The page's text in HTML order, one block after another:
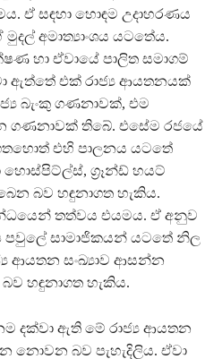
ඒ සඳහා හොඳම උදාහරණය
අමාත්‍යාංශය යටතේය.
හා ඒවායේ පාලිත සමාගම්
ඇත්තේ එක් රාජ්‍ය ආයතනයක්
බැංකු ගණනාවක්, එම
ගණනාවක් තිබේ. එසේම රජයේ
ගතහොත් එහි පාලනය යටතේ
හොස්පිට්ල්ස්, ග්‍රෑන්ඩ් හයට්
බව හඳුනාගත හැකිය.
තත්වය එයමය. ඒ අනුව
සාමාජිකයන් යටතේ නිල
ආයතන සංඛ්‍යාව ආසන්න
හඳුනාගත හැකිය.
දක්වා ඇති මේ රාජ්‍ය ආයතන
නොවන බව පැහැදිලිය. ඒවා